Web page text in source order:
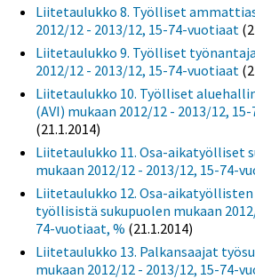
Liitetaulukko 8. Työlliset
2012/12 - 2013/12, 15-74-vuotiaat
Liitetaulukko 9. Työlliset
2012/12 - 2013/12, 15-74-vuotiaat
Liitetaulukko 10. Työlliset
(AVI) mukaan 2012/12 - 2013/12,
(21.1.2014)
Liitetaulukko 11. Osa-aikatyölliset
mukaan 2012/12 - 2013/12, 15-74-
Liitetaulukko 12. Osa-aikatyöllisten
työllisistä sukupuolen mukaan
74-vuotiaat, % (21.1.2014)
Liitetaulukko 13. Palkansaajat
mukaan 2012/12 - 2013/12, 15-74-